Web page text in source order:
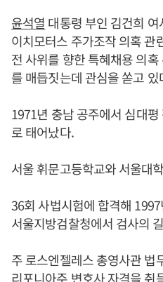
윤석열 대통령 부인 김건희
이치모터스 주가조작 의혹 관
전 사위를 향한 특혜채용 의
를 매듭짓는데 관심을 쏟고 있
1971년 충남 공주에서 심대
로 태어났다.
서울 휘문고등학교와 서울대
36회 사법시험에 합격해
서울지방검찰청에서 검사의
주 로스엔젤레스 총영사관 법
리포니아주 변호사 자격을 취